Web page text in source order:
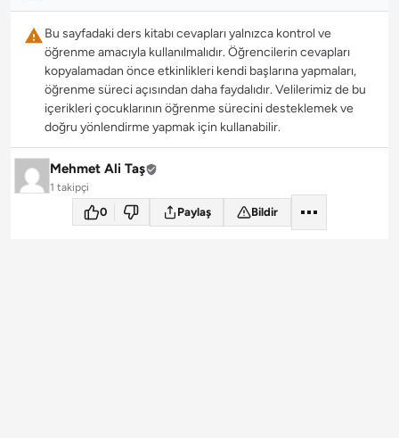
Bu sayfadaki ders kitabı cevapları yalnızca kontrol ve
öğrenme amacıyla kullanılmalıdır. Öğrencilerin cevapları
kopyalamadan önce etkinlikleri kendi başlarına yapmaları,
öğrenme süreci açısından daha faydalıdır. Velilerimiz de bu
içerikleri çocuklarının öğrenme sürecini desteklemek ve
doğru yönlendirme yapmak için kullanabilir.
Mehmet Ali Taş
1 takipçi
0 Paylaş Bildir